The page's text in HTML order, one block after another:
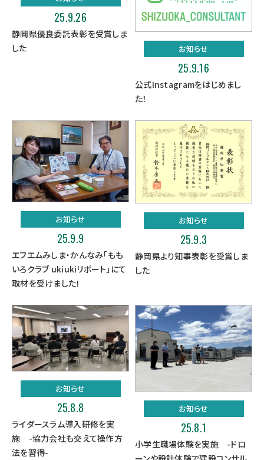
25.9.26
静岡県優良委託表彰を受賞しま
した
お知らせ
25.9.16
公式Instagramをはじめまし
た！
お知らせ
25.9.9
エフエムみしま・かんなみ「もも
いろクラブ ukiukiリポート」にて
取材を受けました！
お知らせ
25.9.3
静岡県より知事表彰を受賞しま
した
お知らせ
25.8.8
ライダースラム導入研修を実
施 -協力会社も交えて操作方
法を習得-
お知らせ
25.8.1
小学生職場体験を実施 -ドロ